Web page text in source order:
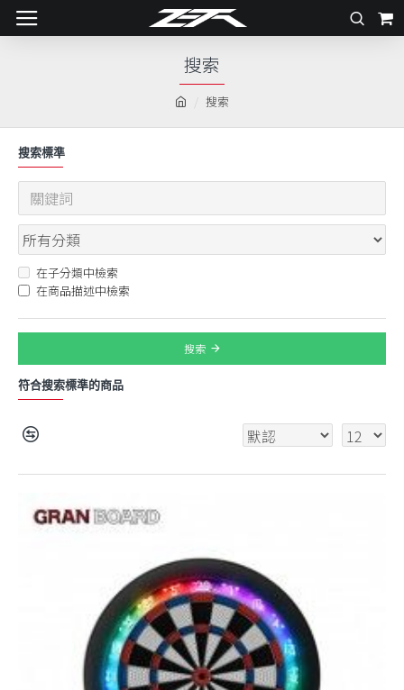
搜索
搜索
搜索標準
在子分類中檢索
在商品描述中檢索
搜索
符合搜索標準的商品